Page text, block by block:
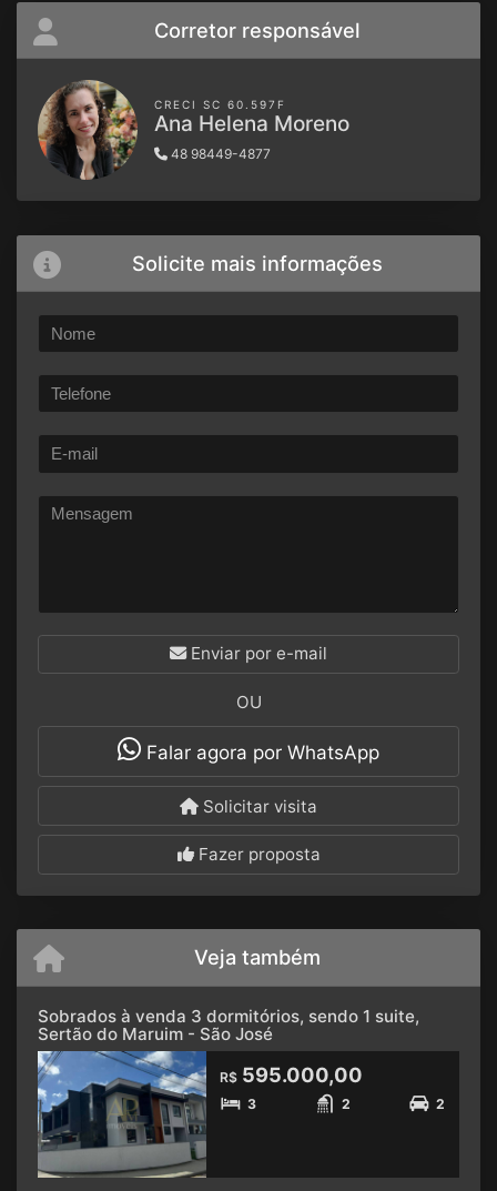
Corretor responsável
CRECI SC 60.597F
Ana Helena Moreno
48 98449-4877
Solicite mais informações
Enviar por e-mail
OU
Falar agora por WhatsApp
Solicitar visita
Fazer proposta
Veja também
Sobrados à venda 3 dormitórios, sendo 1 suite,
Sertão do Maruim - São José
R$ 595.000,00
3 2 2